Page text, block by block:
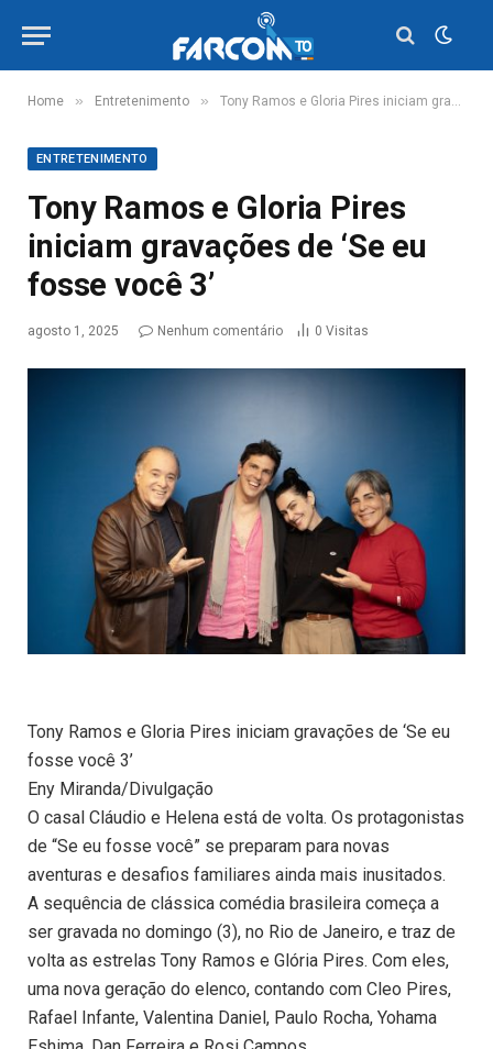
Home » Entretenimento » Tony Ramos e Gloria Pires iniciam gravações de ‘Se eu fosse você 3’
ENTRETENIMENTO
Tony Ramos e Gloria Pires
iniciam gravações de ‘Se eu
fosse você 3’
agosto 1, 2025 Nenhum comentário 0 Visitas
Tony Ramos e Gloria Pires iniciam gravações de ‘Se eu
fosse você 3’
Eny Miranda/Divulgação
O casal Cláudio e Helena está de volta. Os protagonistas
de “Se eu fosse você” se preparam para novas
aventuras e desafios familiares ainda mais inusitados.
A sequência de clássica comédia brasileira começa a
ser gravada no domingo (3), no Rio de Janeiro, e traz de
volta as estrelas Tony Ramos e Glória Pires. Com eles,
uma nova geração do elenco, contando com Cleo Pires,
Rafael Infante, Valentina Daniel, Paulo Rocha, Yohama